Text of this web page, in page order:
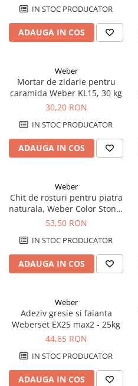
IN STOC PRODUCATOR
ADAUGA IN COS
Weber
Mortar de zidarie pentru
caramida Weber KL15, 30 kg
30,20 RON
IN STOC PRODUCATOR
ADAUGA IN COS
Weber
Chit de rosturi pentru piatra
naturala, Weber Color Stone,
alb, 20 kg
53,50 RON
IN STOC PRODUCATOR
ADAUGA IN COS
Weber
Adeziv gresie si faianta
Weberset EX25 max2 - 25kg
44,65 RON
IN STOC PRODUCATOR
ADAUGA IN COS